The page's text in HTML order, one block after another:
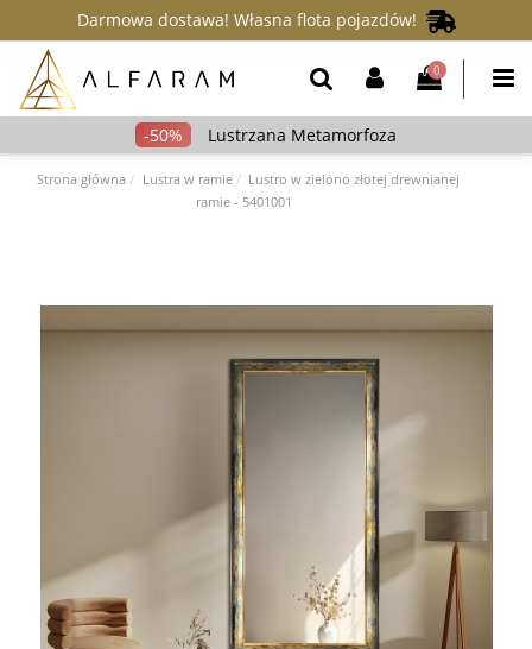
Darmowa dostawa! Własna flota pojazdów!
0
Lustrzana Metamorfoza
Strona główna Lustra w ramie
Lustro w zielono złotej drewnianej
ramie - 5401001